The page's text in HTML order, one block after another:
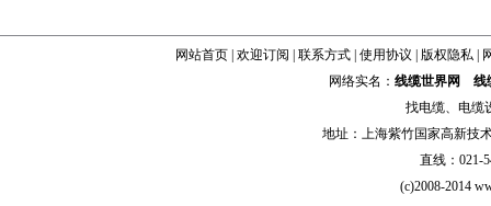
网站首页| 欢迎订阅 联系方式| 使用协议 版权隐私|
网络实名： 线缆世界网
线
找电缆、 电缆
地址：上海紫竹国家高新技
直线：021-
(c)2008-2014